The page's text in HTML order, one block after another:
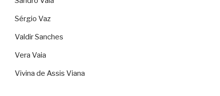
Sérgio Vaz
Valdir Sanches
Vera Vaia
Vivina de Assis Viana